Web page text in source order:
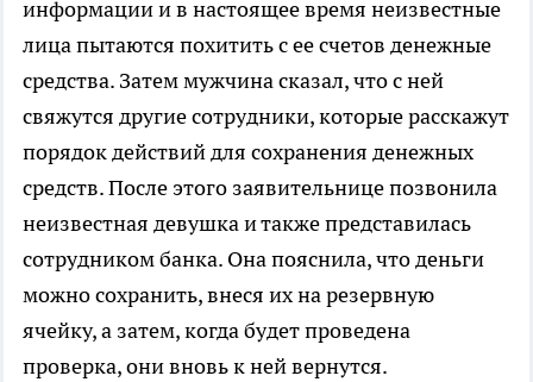
информации и в настоящее время неизвестные
лица пытаются похитить с ее счетов денежные
средства. Затем мужчина сказал, что с ней
свяжутся другие сотрудники, которые расскажут
порядок действий для сохранения денежных
средств. После этого заявительнице позвонила
неизвестная девушка и также представилась
сотрудником банка. Она пояснила, что деньги
можно сохранить, внеся их на резервную
ячейку, а затем, когда будет проведена
проверка, они вновь к ней вернутся.